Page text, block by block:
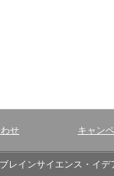
せ キャン
レインサイエンス・イ